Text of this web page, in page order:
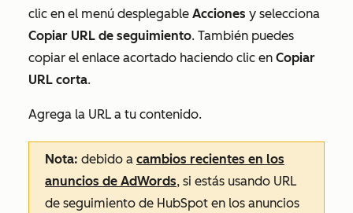
clic en el menú desplegable Acciones y selecciona
Copiar URL de seguimiento. También puedes
copiar el enlace acortado haciendo clic en Copiar
URL corta.
Agrega la URL a tu contenido.
Nota: debido a cambios recientes en los
anuncios de AdWords, si estás usando URL
de seguimiento de HubSpot en los anuncios